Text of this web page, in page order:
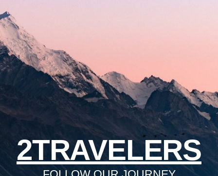
2TRAVELERS